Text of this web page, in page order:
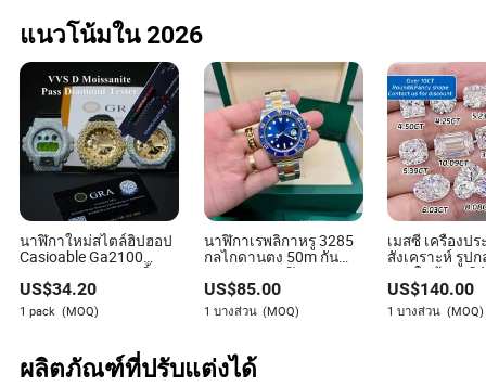
แนวโน้มใน 2026
นาฬิกาใหม่สไตล์ฮิปฮอป
Casioable Ga2100
GM6900 Dw6900 ชิ้น
ส่วนเคสนาฬิกาโมอิสซา
ไนต์
US$34.20
1 pack (MOQ)
นาฬิกาเรพลิกาหรู 3285
กลไกดานตง 50m กันน้ำ
904L สายนาฬิกาสแตน
เลส
US$85.00
1 บางส่วน (MOQ)
เมสซี่ เครื่องป
สังเคราะห์ รูป
ปลูกในห้องปฏิ
รับรองโดยไอจี
US$140.00
1 บางส่วน (MOQ)
ผลิตภัณฑ์ที่ปรับแต่งได้